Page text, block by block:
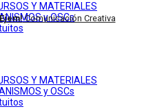
Y MATERIALES
y OSCs
Y MATERIALES
y OSCs
Comunicación Creativa